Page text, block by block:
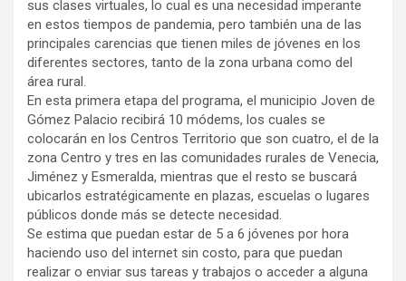
sus clases virtuales, lo cual es una necesidad imperante
en estos tiempos de pandemia, pero también una de las
principales carencias que tienen miles de jóvenes en los
diferentes sectores, tanto de la zona urbana como del
área rural.
En esta primera etapa del programa, el municipio Joven de
Gómez Palacio recibirá 10 módems, los cuales se
colocarán en los Centros Territorio que son cuatro, el de la
zona Centro y tres en las comunidades rurales de Venecia,
Jiménez y Esmeralda, mientras que el resto se buscará
ubicarlos estratégicamente en plazas, escuelas o lugares
públicos donde más se detecte necesidad.
Se estima que puedan estar de 5 a 6 jóvenes por hora
haciendo uso del internet sin costo, para que puedan
realizar o enviar sus tareas y trabajos o acceder a alguna